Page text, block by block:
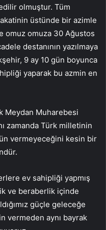
olmuştur. Tüm
üstünde bir azimle
omuz omuza 30 Ağustos
destanının yazılmaya
9 ay 10 gün boyunca
yaparak bu azmin en
Meydan Muharebesi
zamanda Türk milletinin
vermeyeceğini kesin bir
ev sahipliği yapmış
ve beraberlik içinde
güçle geleceğe
vermeden aynı bayrak